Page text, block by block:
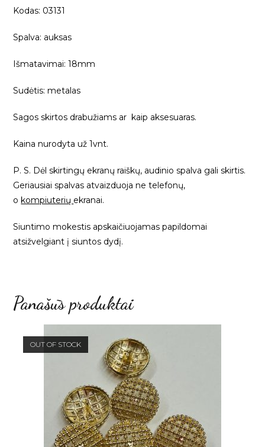
Kodas: 03131
Spalva: auksas
Išmatavimai: 18mm
Sudėtis: metalas
Sagos skirtos drabužiams ar kaip aksesuaras.
Kaina nurodyta už 1vnt.
P. S. Dėl skirtingų ekranų raiškų, audinio spalva gali skirtis.
Geriausiai spalvas atvaizduoja ne telefonų,
okompiuterių ekranai.
Siuntimo mokestis apskaičiuojamas papildomai
atsižvelgiant į siuntos dydį.
Panašūs produktai
OUT OF STOCK